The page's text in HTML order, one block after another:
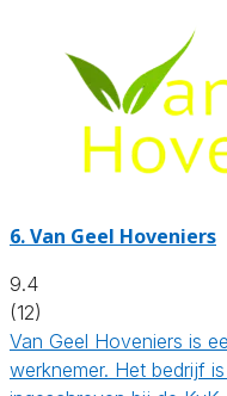
6.Van Geel Hoveniers
9.4
(12)
Van Geel Hoveniers is
werknemer. Het bedrijf